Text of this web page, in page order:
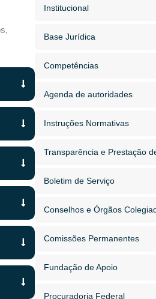
Institucional
Base Jurídica
Competências
Agenda de autoridades
Instruções Normativas
Transparência e Prestação
Boletim de Serviço
Conselhos e Órgãos
Comissões Permanentes
Fundação de Apoio
Procuradoria Federal